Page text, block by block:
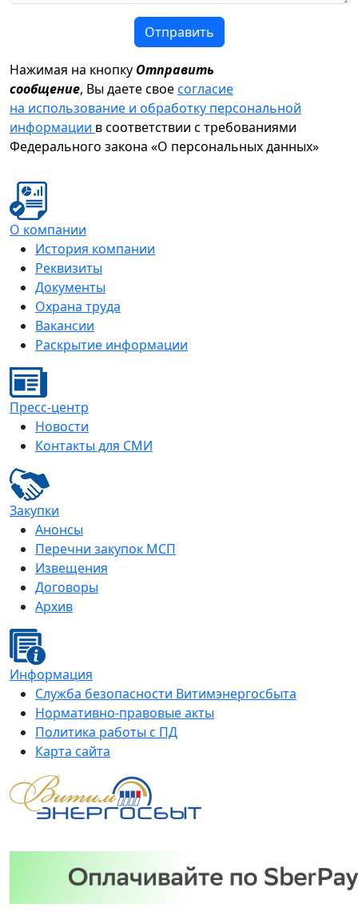
Отправить
Нажимая на кнопку Отправить
сообщение, Вы даете своесогласие
на использование и обработку персональной
информации в соответствии с требованиями
Федерального закона «О персональных данных»
О компании
История компании
Реквизиты
Документы
Охрана труда
Вакансии
Раскрытие информации
Пресс-центр
Новости
Контакты для СМИ
Закупки
Анонсы
Перечни закупок МСП
Извещения
Договоры
Архив
Информация
Служба безопасности Витимэнергосбыта
Нормативно-правовые акты
Политика работы с ПД
Карта сайта